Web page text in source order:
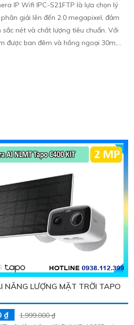
IP Wifi IPC-S21FTP là lựa chọn lý
giải lên đến 2.0 megapixel, đảm
nét và chất lượng tiêu chuẩn. Với
được ban đêm và hồng ngoại 30m,
NĂNG LƯỢNG MẶT TRỜI TAPO
₫
1,999,000 ₫